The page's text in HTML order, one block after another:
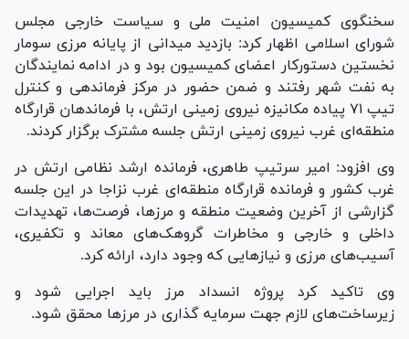
سخنگوی کمیسیون امنیت ملی و سیاست خارجی مجلس
شورای اسلامی اظهار کرد: بازدید میدانی از پایانه مرزی سومار
نخستین دستورکار اعضای کمیسیون بود و در ادامه نمایندگان
به نفت شهر رفتند و ضمن حضور در مرکز فرماندهی و کنترل
تیپ ۷۱ پیاده مکانیزه نیروی زمینی ارتش، با فرماندهان قرارگاه
منطقه‌ای غرب نیروی زمینی ارتش جلسه مشترک برگزار کردند.
وی افزود: امیر سرتیپ طاهری، فرمانده ارشد نظامی ارتش در
غرب کشور و فرمانده قرارگاه منطقه‌ای غرب نزاجا در این جلسه
گزارشی از آخرین وضعیت منطقه و مرزها، فرصت‌ها، تهدیدات
داخلی و خارجی و مخاطرات گروهک‌های معاند و تکفیری،
آسیب‌های مرزی و نیاز‌هایی که وجود دارد، ارائه کرد.
وی تاکید کرد پروژه انسداد مرز باید اجرایی شود و
زیرساخت‌های لازم جهت سرمایه گذاری در مرز‌ها محقق شود.